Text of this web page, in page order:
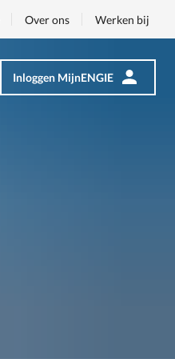
Zoeken
Over ons Werken bij
Inloggen MijnENGIE